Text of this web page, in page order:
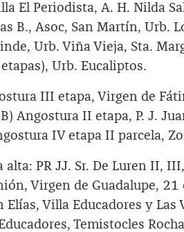
El Periodista, A. H. Nilda
B., Asoc, San Martín, Urb.
Urb. Viña Vieja, Sta.
Urb. Eucaliptos.
III etapa, Virgen de
Angostura II etapa, P. J.
IV etapa II parcela,
alta: PR JJ. Sr. De Luren II,
Virgen de Guadalupe,
Villa Educadores y Las
Temistocles